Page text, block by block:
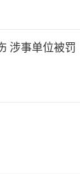
涉事单位被罚